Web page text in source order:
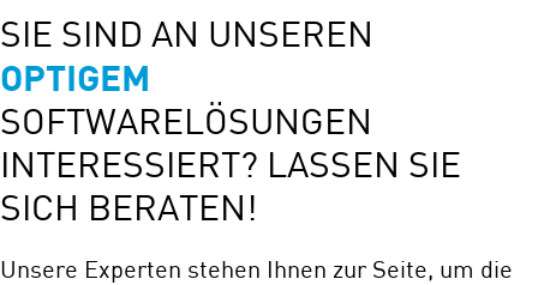
SIE SIND AN UNSEREN
OPTIGEM
SOFTWARELÖSUNGEN
INTERESSIERT? LASSEN SIE
SICH BERATEN!
Unsere Experten stehen Ihnen zur Seite, um die